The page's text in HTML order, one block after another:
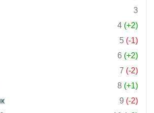
3
4 (+2)
5 (-1)
6 (+2)
7 (-2)
8 (+1)
9 (-2)